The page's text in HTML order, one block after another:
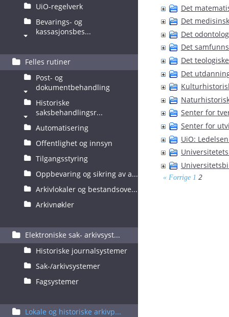
UiO-regelverk
Bevarings- og
kassasjonsbes...
Felles rutiner
Post- og
dokumentbehandling
Historiske
saksbehandlingsr...
Automatisering
Offentlighet og innsyn
Tilgangsstyring
Oppbevaring og sikring av a...
Arkivlokaler og bestandsove...
Arkivnøkler
Elektroniske sak- arkivsyst...
Historiske journalsystemer
Sak-/arkivsystemer
Fagsystemer
Lokale og historiske arkivp...
Det
Det
Det
Det
Det
Det
Senter for
Senter for
UiO:
« Forrige 1 2